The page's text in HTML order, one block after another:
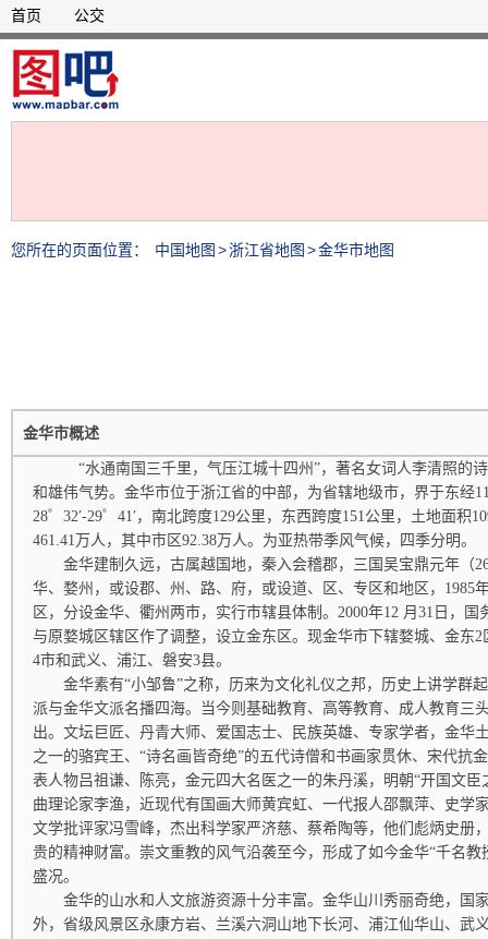
首页 公交
您所在的页面位置： 中国地图 >浙江省地图 >金华市地图
金华市概述
“水通南国三千里，气压江城十四州”，著名女词人李清照的
和雄伟气势。金华市位于浙江省的中部，为省辖地级市，界于东经
28゜32′-29゜41′，南北跨度129公里，东西跨度151公里，土地面积
461.41万人，其中市区92.38万人。为亚热带季风气候，四季分明。
金华建制久远，古属越国地，秦入会稽郡，三国吴宝鼎元年（
华、婺州，或设郡、州、路、府，或设道、区、专区和地区，1985
区，分设金华、衢州两市，实行市辖县体制。2000年12 月31日，
与原婺城区辖区作了调整，设立金东区。现金华市下辖婺城、金东
4市和武义、浦江、磐安3县。
金华素有“小邹鲁”之称，历来为文化礼仪之邦，历史上讲学群
派与金华文派名播四海。当今则基础教育、高等教育、成人教育三
出。文坛巨匠、丹青大师、爱国志士、民族英雄、专家学者，金华
之一的骆宾王、“诗名画皆奇绝”的五代诗僧和书画家贯休、宋代抗
表人物吕祖谦、陈亮，金元四大名医之一的朱丹溪，明朝“开国文
曲理论家李渔，近现代有国画大师黄宾虹、一代报人邵飘萍、史学
文学批评家冯雪峰，杰出科学家严济慈、蔡希陶等，他们彪炳史册
贵的精神财富。崇文重教的风气沿袭至今，形成了如今金华“千名
盛况。
金华的山水和人文旅游资源十分丰富。金华山川秀丽奇绝，国
外，省级风景区永康方岩、兰溪六洞山地下长河、浦江仙华山、武